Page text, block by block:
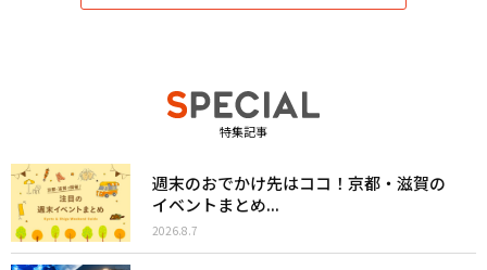
特集記事
週末のおでかけ先はココ！京都・滋賀の
イベントまとめ...
2026.8.7